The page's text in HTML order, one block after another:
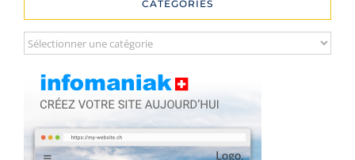
CATÉGORIES
Catégories